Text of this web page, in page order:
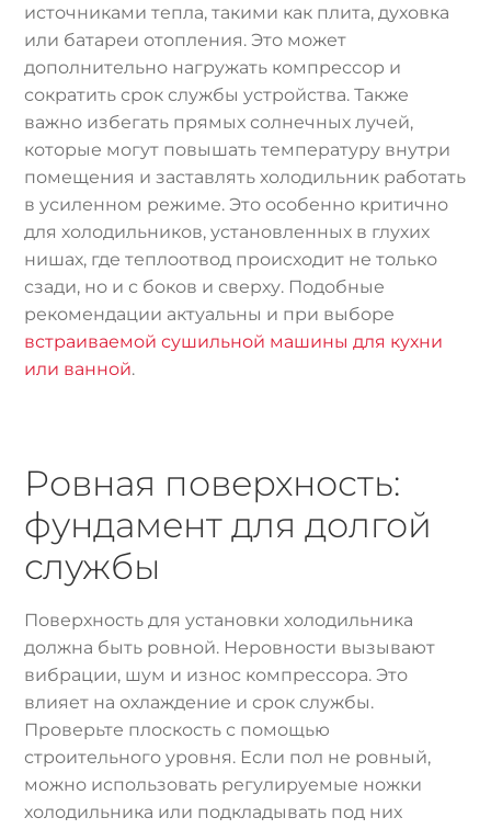
источниками тепла, такими как плита, духовка
или батареи отопления. Это может
дополнительно нагружать компрессор и
сократить срок службы устройства. Также
важно избегать прямых солнечных лучей,
которые могут повышать температуру внутри
помещения и заставлять холодильник работать
в усиленном режиме. Это особенно критично
для холодильников, установленных в глухих
нишах, где теплоотвод происходит не только
сзади, но и с боков и сверху. Подобные
рекомендации актуальны и при выборе
встраиваемой сушильной машины для кухни
или ванной.
Ровная поверхность:
фундамент для долгой
службы
Поверхность для установки холодильника
должна быть ровной. Неровности вызывают
вибрации, шум и износ компрессора. Это
влияет на охлаждение и срок службы.
Проверьте плоскость с помощью
строительного уровня. Если пол не ровный,
можно использовать регулируемые ножки
холодильника или подкладывать под них